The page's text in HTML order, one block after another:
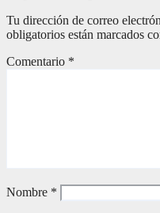
Tu dirección de correo
obligatorios están marcados
Comentario *
Nombre *